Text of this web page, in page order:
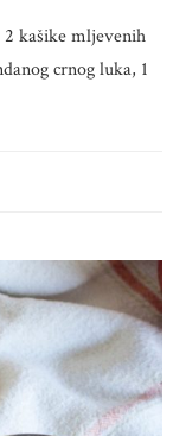
2 kašike mljevenih
crnog luka, 1